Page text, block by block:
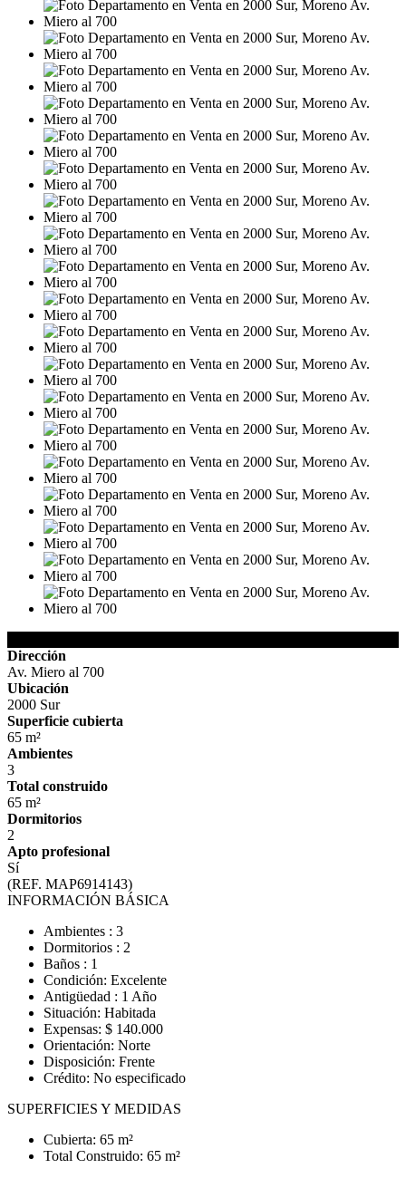
Dirección
Av. Miero al 700
Ubicación
2000 Sur
Superficie cubierta
65 m²
Ambientes
3
Total construido
65 m²
Dormitorios
2
Apto profesional
Sí
(REF. MAP6914143)
INFORMACIÓN BÁSICA
Ambientes : 3
Dormitorios : 2
Baños : 1
Condición: Excelente
Antigüedad : 1 Año
Situación: Habitada
Expensas: $ 140.000
Orientación: Norte
Disposición: Frente
Crédito: No especificado
SUPERFICIES Y MEDIDAS
Cubierta: 65 m²
Total Construido: 65 m²